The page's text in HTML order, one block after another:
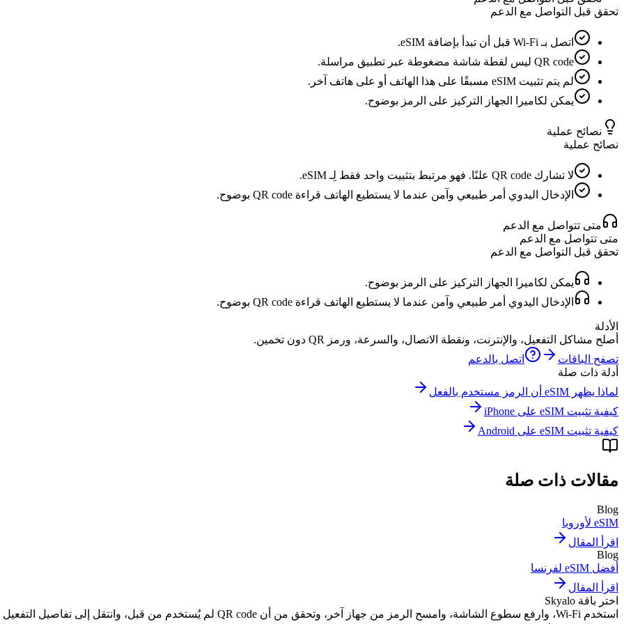
تحقق قبل التواصل مع الدعم
اتصل بـ Wi-Fi قبل أن تبدأ بإضافة eSIM.
QR code ليس لقطة شاشة مضغوطة عبر تطبيق مراسلة.
لم يتم تثبيت eSIM مسبقًا على هذا الهاتف أو على هاتف آخر.
يمكن لكاميرا الجهاز التركيز على الرمز بوضوح.
نصائح عملية
نصائح عملية
لا تشارك QR code علنًا. فهو مرتبط بتثبيت واحد فقط لِـ eSIM.
الإدخال اليدوي أمر طبيعي وآمن عندما لا يستطيع الهاتف قراءة QR code بوضوح.
متى تتواصل مع الدعم
متى تتواصل مع الدعم
تحقق قبل التواصل مع الدعم
يمكن لكاميرا الجهاز التركيز على الرمز بوضوح.
الإدخال اليدوي أمر طبيعي وآمن عندما لا يستطيع الهاتف قراءة QR code بوضوح.
الأدلة
أصلح مشاكل التفعيل، والإنترنت، ونقطة الاتصال، والسرعة، ورمز QR دون تخمين.
تصفح الباقات
اتصل بالدعم
أدلة ذات صلة
لماذا يظهر eSIM أن الرمز مستخدم بالفعل
كيفية تثبيت eSIM على iPhone
كيفية تثبيت eSIM على Android
مقالات ذات صلة
Blog
eSIM لأوروبا
اقرأ المقال
Blog
أفضل eSIM لفرنسا
اقرأ المقال
اختر باقة Skyalo
استخدم Wi-Fi، وارفع سطوع الشاشة، وامسح الرمز من جهاز آخر، وتحقق من أن QR code لم يُستخدم من قبل، وانتقل إلى تفاصيل التفعيل اليدوي إذا استمر فشل المسح.